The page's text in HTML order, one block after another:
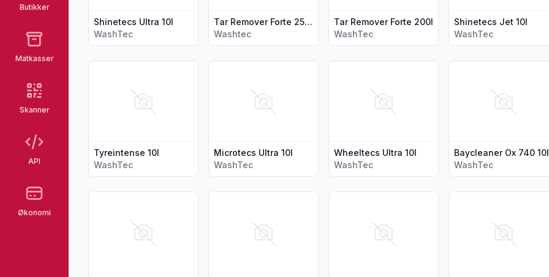
Butikker
Matkasser
Skanner
API
Økonomi
Shinetecs Ultra 10l
WashTec
Tar Remover Forte 25l Asfalt Washtec
Washtec
Tar Remover Forte 200l
WashTec
Shinetecs Jet 10l
WashTec
Tyreintense 10l
WashTec
Vis flere detaljer for produktet "Tyreintense 10l"
Microtecs Ultra 10l
WashTec
Vis flere detaljer for produktet "Microtecs Ultra 10l"
Wheeltecs Ultra 10l
WashTec
Vis flere detaljer for produktet "Wheeltecs Ultra 10l"
Baycleaner Ox 740 10l
WashTec
Vis flere detaljer for